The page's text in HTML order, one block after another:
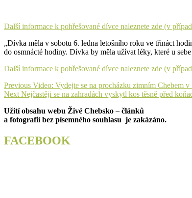
Další informace k pohřešované dívce naleznete zde (v
„Dívka měla v sobotu 6. ledna letošního roku ve třináct
do osmnácté hodiny. Dívka by měla užívat léky, které u
Další informace k pohřešované dívce naleznete zde (v
Navigace
pro
příspěvek
Previous Previous
post:
Video: Vydejte se na procházku zimním Chebem v
Next Next
Nejčastěji se na zahradách vyskytl kos těsně před
Užití obsahu webu Živé Chebsko – článků
a fotografií bez písemného souhlasu je zakázáno.
FACEBOOK